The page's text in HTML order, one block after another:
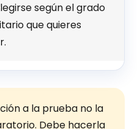
según el grado
que quieres
a la prueba no la
Debe hacerla